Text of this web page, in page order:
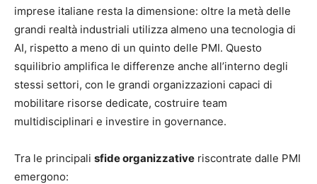
imprese italiane resta la dimensione: oltre la metà delle
grandi realtà industriali utilizza almeno una tecnologia di
AI, rispetto a meno di un quinto delle PMI. Questo
squilibrio amplifica le differenze anche all’interno degli
stessi settori, con le grandi organizzazioni capaci di
mobilitare risorse dedicate, costruire team
multidisciplinari e investire in governance.
Tra le principali sfide organizzative riscontrate dalle PMI
emergono: